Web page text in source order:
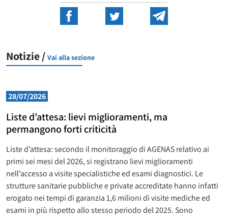
Notizie / Vai alla sezione
28/07/2026
Liste d’attesa: lievi miglioramenti, ma
permangono forti criticità
Liste d’attesa: secondo il monitoraggio di AGENAS relativo ai
primi sei mesi del 2026, si registrano lievi miglioramenti
nell’accesso a visite specialistiche ed esami diagnostici. Le
strutture sanitarie pubbliche e private accreditate hanno infatti
erogato nei tempi di garanzia 1,6 milioni di visite mediche ed
esami in più rispetto allo stesso periodo del 2025. Sono